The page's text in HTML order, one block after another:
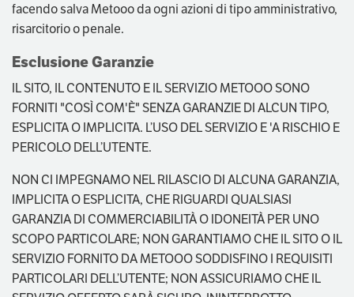
facendo salva Metooo da ogni azioni di tipo amministrativo,
risarcitorio o penale.
Esclusione Garanzie
IL SITO, IL CONTENUTO E IL SERVIZIO METOOO SONO
FORNITI "COSÌ COM'È" SENZA GARANZIE DI ALCUN TIPO,
ESPLICITA O IMPLICITA. L’USO DEL SERVIZIO E 'A RISCHIO E
PERICOLO DELL’UTENTE.
NON CI IMPEGNAMO NEL RILASCIO DI ALCUNA GARANZIA,
IMPLICITA O ESPLICITA, CHE RIGUARDI QUALSIASI
GARANZIA DI COMMERCIABILITÀ O IDONEITÀ PER UNO
SCOPO PARTICOLARE; NON GARANTIAMO CHE IL SITO O IL
SERVIZIO FORNITO DA METOOO SODDISFINO I REQUISITI
PARTICOLARI DELL’UTENTE; NON ASSICURIAMO CHE IL